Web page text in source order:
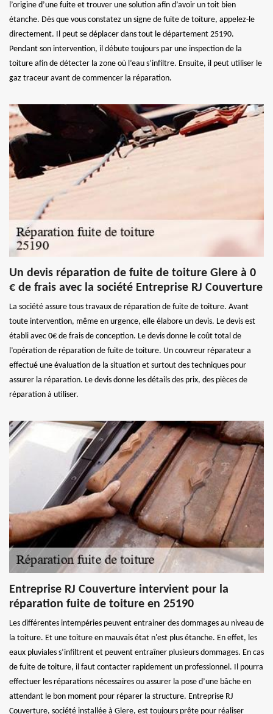
l’origine d’une fuite et trouver une solution afin d’avoir un toit bien
étanche. Dès que vous constatez un signe de fuite de toiture, appelez-le
directement. Il peut se déplacer dans tout le département 25190.
Pendant son intervention, il débute toujours par une inspection de la
toiture afin de détecter la zone où l’eau s’infiltre. Ensuite, il peut utiliser le
gaz traceur avant de commencer la réparation.
Un devis réparation de fuite de toiture Glere à 0
€ de frais avec la société Entreprise RJ Couverture
La société assure tous travaux de réparation de fuite de toiture. Avant
toute intervention, même en urgence, elle élabore un devis. Le devis est
établi avec 0€ de frais de conception. Le devis donne le coût total de
l’opération de réparation de fuite de toiture. Un couvreur réparateur a
effectué une évaluation de la situation et surtout des techniques pour
assurer la réparation. Le devis donne les détails des prix, des pièces de
réparation à utiliser.
Entreprise RJ Couverture intervient pour la
réparation fuite de toiture en 25190
Les différentes intempéries peuvent entrainer des dommages au niveau de
la toiture. Et une toiture en mauvais état n'est plus étanche. En effet, les
eaux pluviales s’infiltrent et peuvent entraîner plusieurs dommages. En cas
de fuite de toiture, il faut contacter rapidement un professionnel. Il pourra
effectuer les réparations nécessaires ou assurer la pose d’une bâche en
attendant le bon moment pour réparer la structure. Entreprise RJ
Couverture, société installée à Glere, est toujours prête pour réaliser